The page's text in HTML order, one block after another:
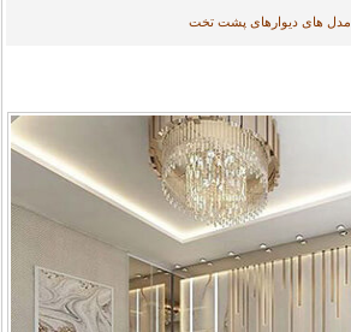
مدل های دیوارهای پشت تخت